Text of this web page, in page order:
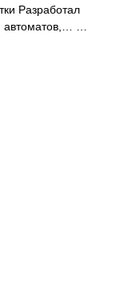
Разработал
автоматов,… …